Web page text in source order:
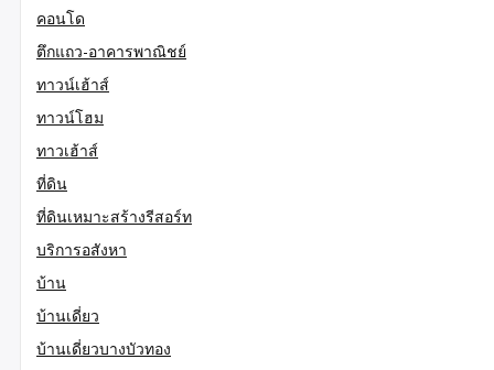
คอนโด
ตึกแถว-อาคารพาณิชย์
ทาวน์เฮ้าส์
ทาวน์โฮม
ทาวเฮ้าส์
ที่ดิน
ที่ดินเหมาะสร้างรีสอร์ท
บริการอสังหา
บ้าน
บ้านเดี่ยว
บ้านเดี่ยวบางบัวทอง